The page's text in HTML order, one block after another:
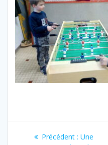
Navigation
Précédent : Article
Une